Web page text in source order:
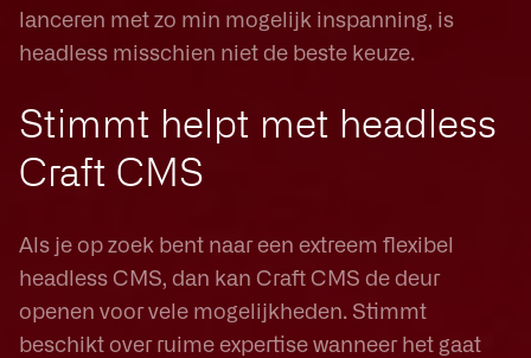
lanceren met zo min mogelijk inspanning, is
headless misschien niet de beste keuze.
Stimmt helpt met headless
Craft CMS
Als je op zoek bent naar een extreem flexibel
headless CMS, dan kan Craft CMS de deur
openen voor vele mogelijkheden. Stimmt
beschikt over ruime expertise wanneer het gaat